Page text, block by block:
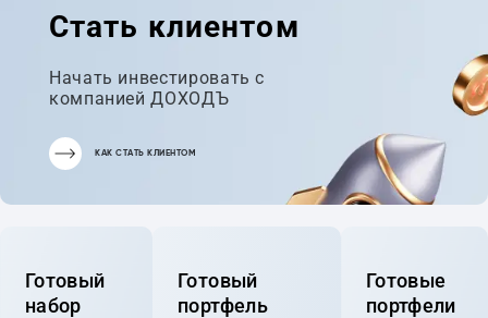
Стать клиентом
Начать инвестировать с
компанией ДОХОДЪ
КАК СТАТЬ КЛИЕНТОМ
Готовый
набор
Готовый
портфель
Готовые
портфели